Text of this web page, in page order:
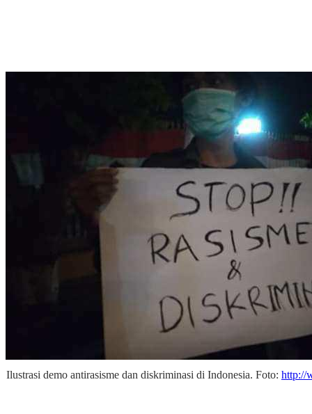
Ilustrasi demo antirasisme dan diskriminasi di Indonesia. Foto: http://